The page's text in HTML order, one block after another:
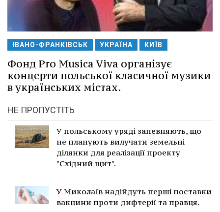
ІВАНО-ФРАНКІВСЬК УКРАЇНА КИЇВ
Фонд Pro Musica Viva організує
концерти польської класичної музики
в українських містах.
НЕ ПРОПУСТІТЬ
У польському уряді запевняють, що
не планують вилучати земельні
ділянки для реалізації проекту
"Східний щит".
У Миколаїв надійдуть перші поставки
вакцини проти дифтерії та правця.